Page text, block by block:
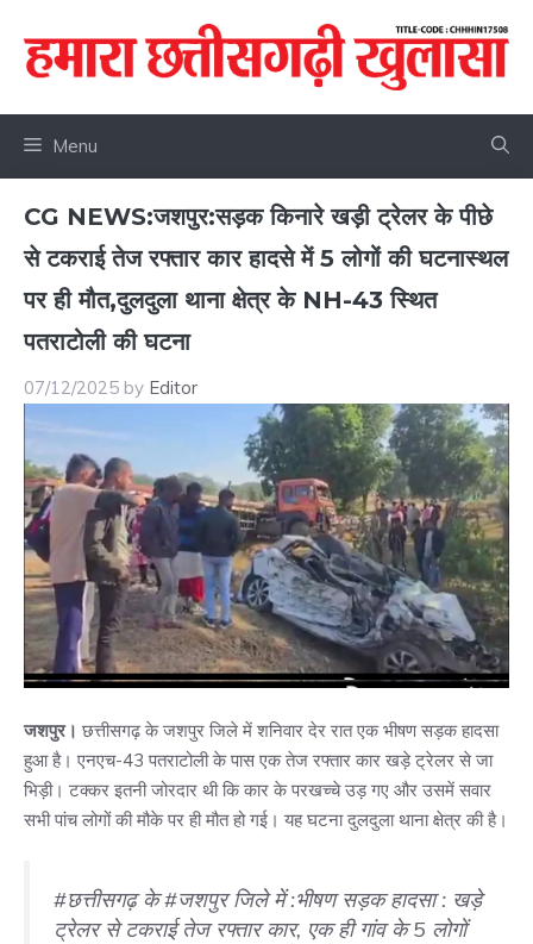
content
Menu
CG NEWS:जशपुर:सड़क किनारे खड़ी ट्रेलर के पीछे
से टकराई तेज रफ्तार कार हादसे में 5 लोगों की घटनास्थल
पर ही मौत,दुलदुला थाना क्षेत्र के NH-43 स्थित
पतराटोली की घटना
07/12/2025 by Editor
जशपुर। छत्तीसगढ़ के जशपुर जिले में शनिवार देर रात एक भीषण सड़क हादसा
हुआ है। एनएच-43 पतराटोली के पास एक तेज रफ्तार कार खड़े ट्रेलर से जा
भिड़ी। टक्कर इतनी जोरदार थी कि कार के परखच्चे उड़ गए और उसमें सवार
सभी पांच लोगों की मौके पर ही मौत हो गई। यह घटना दुलदुला थाना क्षेत्र की है।
#छत्तीसगढ़के#जशपुरजिले में :भीषण सड़क हादसा : खड़े
ट्रेलर से टकराई तेज रफ्तार कार, एक ही गांव के 5 लोगों